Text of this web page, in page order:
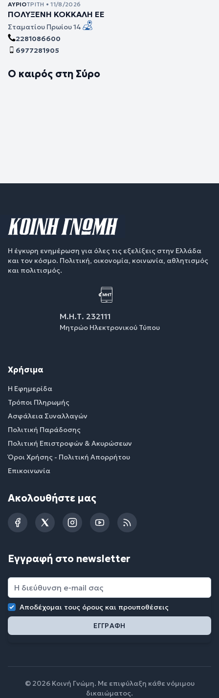
ΑΎΡΙΟΤΡΊΤΗ • 11/8/2026
ΠΟΛΥΞΕΝΗ ΚΟΚΚΑΛΗ ΕΕ
Σταματίου Πρωίου 14
2281086600
6977281905
Ο καιρός στη Σύρο
Η έγκυρη ενημέρωση για όλες τις εξελίξεις στην Ελλάδα
και τον κόσμο. Πολιτική, οικονομία, κοινωνία, αθλητισμός
και πολιτισμός.
Μ.Η.Τ. 232111
Μητρώο Ηλεκτρονικού Τύπου
Χρήσιμα
Η Εφημερίδα
Τρόποι Πληρωμής
Ασφάλεια Συναλλαγών
Πολιτική Παράδοσης
Πολιτική Επιστροφών & Ακυρώσεων
Όροι Χρήσης - Πολιτική Απορρήτου
Επικοινωνία
Ακολουθήστε μας
FacebookTwitterInstagramYouTubeRSS
Εγγραφή στο newsletter
Αποδέχομαι τους όρους και προυποθέσεις
© 2026 Κοινή Γνώμη. Με επιφύλαξη κάθε νόμιμου
δικαιώματος.